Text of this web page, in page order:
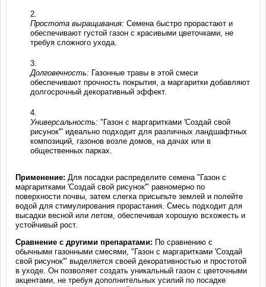
Простота выращивания: Семена быстро прорастают и
обеспечивают густой газон с красивыми цветочками, не
требуя сложного ухода.
Долговечность: Газонные травы в этой смеси
обеспечивают прочность покрытия, а маргаритки добавляют
долгосрочный декоративный эффект.
Универсальность: "Газон с маргаритками 'Создай свой
рисунок'" идеально подходит для различных ландшафтных
композиций, газонов возле домов, на дачах или в
общественных парках.
Применение: Для посадки распределите семена "Газон с
маргаритками 'Создай свой рисунок'" равномерно по
поверхности почвы, затем слегка присыпьте землей и полейте
водой для стимулирования прорастания. Смесь подходит для
высадки весной или летом, обеспечивая хорошую всхожесть и
устойчивый рост.
Сравнение с другими препаратами: По сравнению с
обычными газонными смесями, "Газон с маргаритками 'Создай
свой рисунок'" выделяется своей декоративностью и простотой
в уходе. Он позволяет создать уникальный газон с цветочными
акцентами, не требуя дополнительных усилий по посадке